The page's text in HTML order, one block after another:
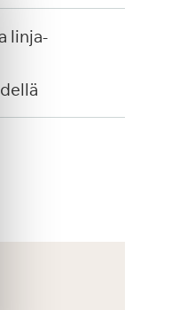
linja-